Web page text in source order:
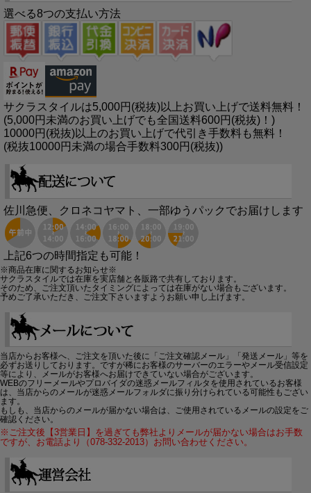
選べる8つの支払い方法
サクラスタイルは5,000円(税抜)以上お買い上げで送料無料！
(5,000円未満のお買い上げでも全国送料600円(税抜)！)
10000円(税抜)以上のお買い上げで代引き手数料も無料！
(税抜10000円未満の場合手数料300円(税抜))
佐川急便、クロネコヤマト、一部ゆうパックでお届けします
上記6つの時間指定も可能！
※商品在庫に関するお知らせ※
サクラスタイルでは在庫を実店舗と各販路で共有しております。
そのため、ご注文頂いたタイミングによっては在庫がない場合もございます。
予めご了承いただき、ご注文下さいますようお願い申し上げます。
当店からお客様へ、ご注文を頂いた後に「ご注文確認メール」「発送メール」等を
必ずお送りしております。ですが稀にお客様のサーバーのエラーやメール受信設定
等により、メールがお客様へお届けできていない場合がございます。
WEBのフリーメールやプロバイダの迷惑メールフィルタを使用されているお客様
は、当店からのメールが迷惑メールフォルダに振り分けられている可能性もござい
ます。
もしも、当店からのメールが届かない場合は、ご使用されているメールの設定をご
確認ください。
※ご注文後【3営業日】を過ぎても弊社よりメールが届かない場合はお手数
ですが、お電話より（078-332-2013）お問い合わせください。